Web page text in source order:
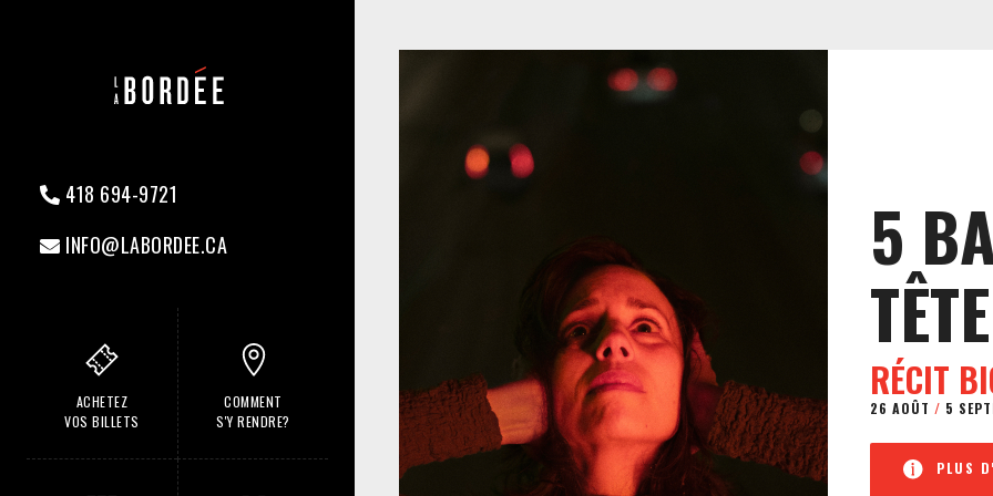
418 694-9721
INFO@LABORDEE.CA
ACHETEZ
VOS BILLETS
COMMENT
S'Y RENDRE?
5
TÊTE
RÉCIT
26 AOÛT / 5
PLUS